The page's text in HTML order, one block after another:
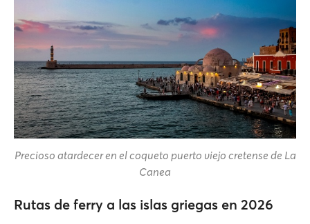
Precioso atardecer en el coqueto puerto viejo cretense de La
Canea
Rutas de ferry a las islas griegas en 2026